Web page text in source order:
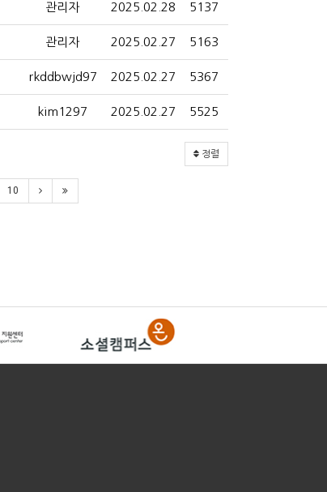
관리자 2025.02.28 5137
관리자 2025.02.27 5163
rkddbwjd97 2025.02.27 5367
kim1297 2025.02.27 5525
정렬
10